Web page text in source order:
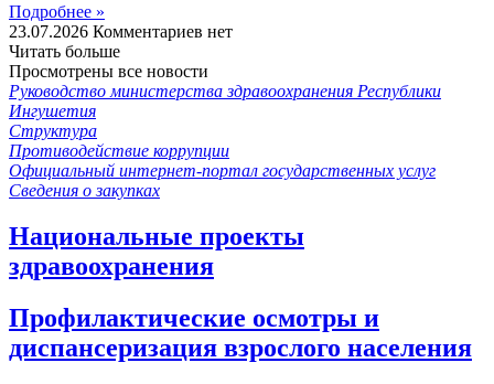
Подробнее »
23.07.2026 Комментариев нет
Читать больше
Просмотрены все новости
Руководство министерства здравоохранения Республики
Ингушетия
Структура
Противодействие коррупции
Официальный интернет-портал государственных услуг
Сведения о закупках
Национальные проекты
здравоохранения
Профилактические осмотры и
диспансеризация взрослого населения